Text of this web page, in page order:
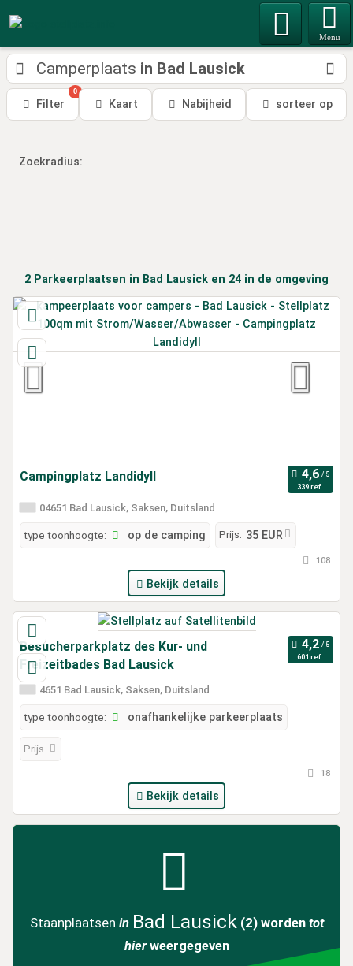
Menu
Camperplaats in Bad Lausick
Filter
0
Kaart Nabijheid sorteer op
Zoekradius:
2 Parkeerplaatsen in Bad Lausick en 24 in de omgeving
Campingplatz Landidyll
339 ref.
04651 Bad Lausick, Saksen, Duitsland
type toonhoogte: op de camping Prijs: 35 EUR
108
Bekijk details
Besucherparkplatz des Kur- und
Freizeitbades Bad Lausick
601 ref.
4651 Bad Lausick, Saksen, Duitsland
type toonhoogte: onafhankelijke parkeerplaats
Prijs
18
Bekijk details
Staanplaatsen in Bad Lausick (2)worden tot
hierweergegeven